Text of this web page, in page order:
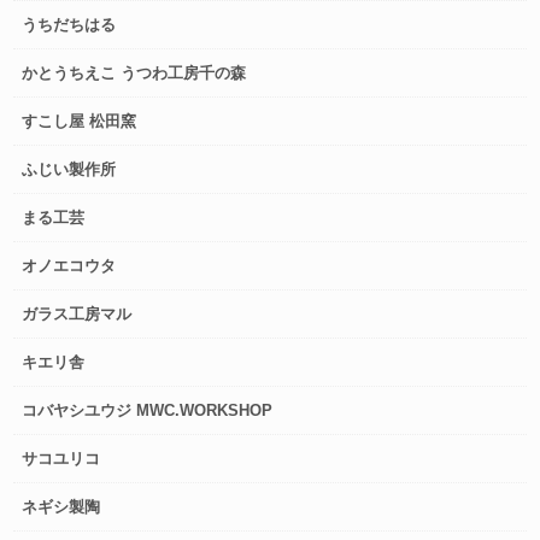
うちだちはる
かとうちえこ うつわ工房千の森
すこし屋 松田窯
ふじい製作所
まる工芸
オノエコウタ
ガラス工房マル
キエリ舎
コバヤシユウジ MWC.WORKSHOP
サコユリコ
ネギシ製陶